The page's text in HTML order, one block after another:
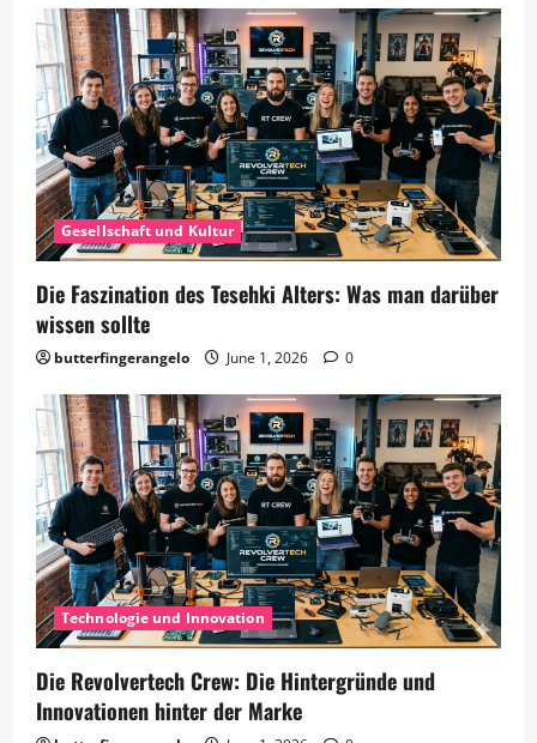
Gesellschaft und Kultur
Die Faszination des Tesehki Alters: Was man darüber
wissen sollte
butterfingerangelo June 1, 2026 0
Technologie und Innovation
Die Revolvertech Crew: Die Hintergründe und
Innovationen hinter der Marke